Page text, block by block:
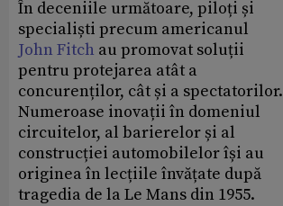
În deceniile următoare, piloți și
specialiști precum americanul
John Fitch au promovat soluții
pentru protejarea atât a
concurenților, cât și a spectatorilor.
Numeroase inovații în domeniul
circuitelor, al barierelor și al
construcției automobilelor își au
originea în lecțiile învățate după
tragedia de la Le Mans din 1955.